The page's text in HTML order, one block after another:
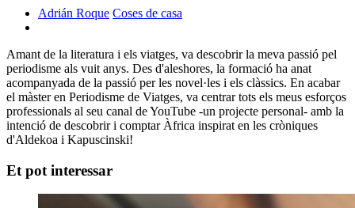
Adrián Roque Coses de casa
Amant de la literatura i els viatges, va descobrir la meva passió pel
periodisme als vuit anys. Des d'aleshores, la formació ha anat
acompanyada de la passió per les novel·les i els clàssics. En acabar
el màster en Periodisme de Viatges, va centrar tots els meus esforços
professionals al seu canal de YouTube -un projecte personal- amb la
intenció de descobrir i comptar Àfrica inspirat en les cròniques
d'Aldekoa i Kapuscinski!
Et pot interessar